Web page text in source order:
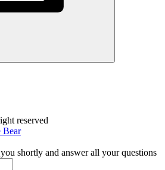
reserved
Bear
shortly and answer all your questions